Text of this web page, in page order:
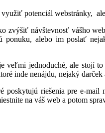
potenciál webstránky,
zvýšiť návštevnosť vášho
ponuku, alebo im poslať
veľmi jednoduché, ale stojí
inde nenájdu, nejaký
poskytujú riešenia pre e-mail
na váš web a potom